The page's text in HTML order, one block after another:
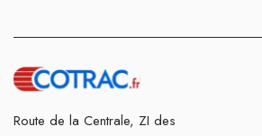
Route de la Centrale, ZI des